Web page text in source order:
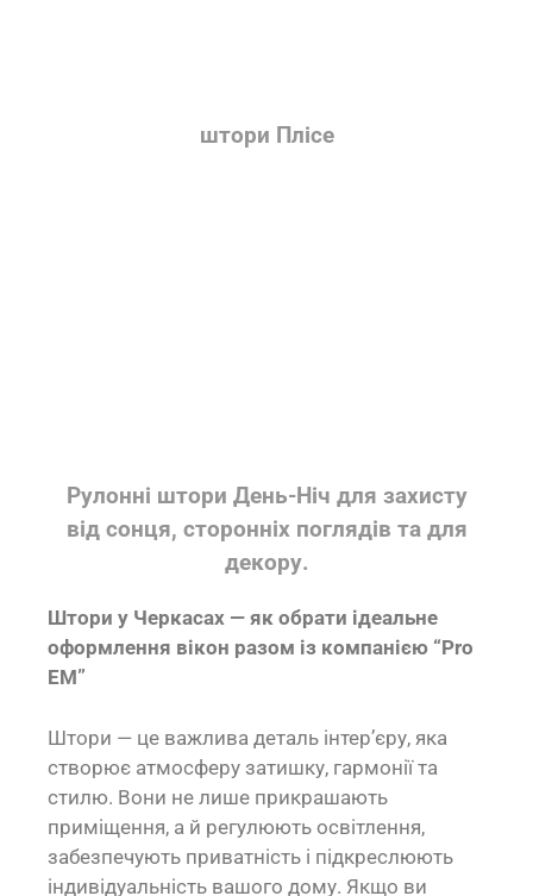
штори Плісе
Рулонні штори День-Ніч для захисту
від сонця, сторонніх поглядів та для
декору.
Штори у Черкасах — як обрати ідеальне
оформлення вікон разом із компанією “Pro
EM”
Штори — це важлива деталь інтер’єру, яка
створює атмосферу затишку, гармонії та
стилю. Вони не лише прикрашають
приміщення, а й регулюють освітлення,
забезпечують приватність і підкреслюють
індивідуальність вашого дому. Якщо ви